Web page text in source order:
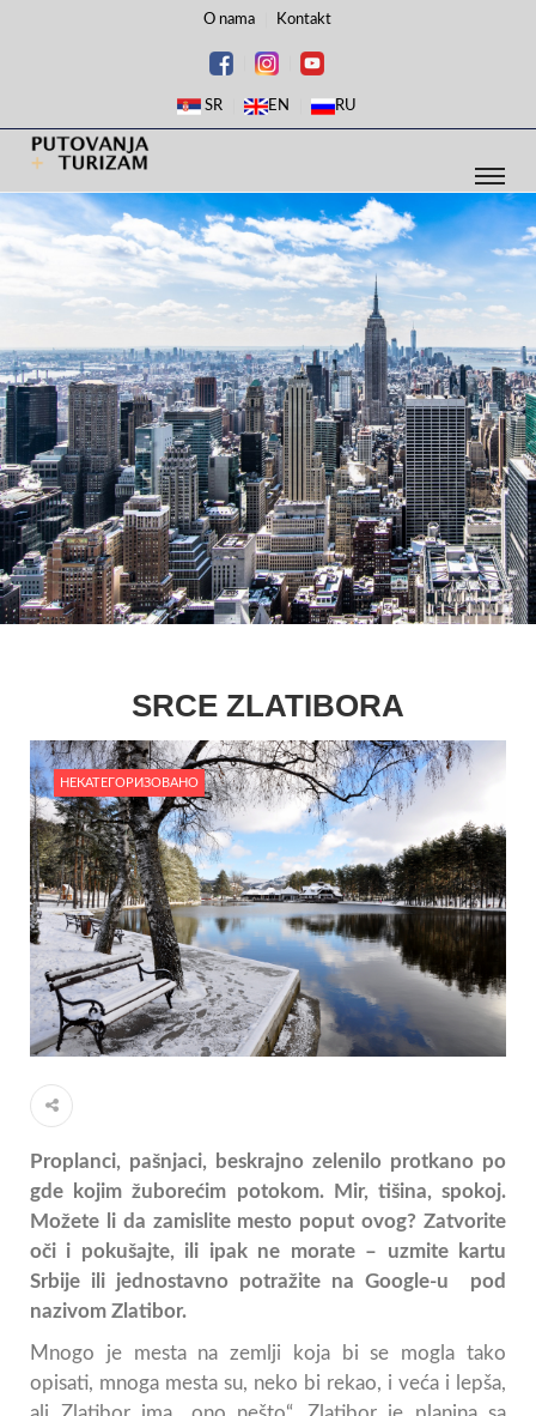
O nama Kontakt
SR EN RU
SRCE ZLATIBORA
НЕКАТЕГОРИЗОВАНО
Proplanci, pašnjaci, beskrajno zelenilo protkano po
gde kojim žuborećim potokom. Mir, tišina, spokoj.
Možete li da zamislite mesto poput ovog? Zatvorite
oči i pokušajte, ili ipak ne morate – uzmite kartu
Srbije ili jednostavno potražite na Google-u pod
nazivom Zlatibor.
Mnogo je mesta na zemlji koja bi se mogla tako
opisati, mnoga mesta su, neko bi rekao, i veća i lepša,